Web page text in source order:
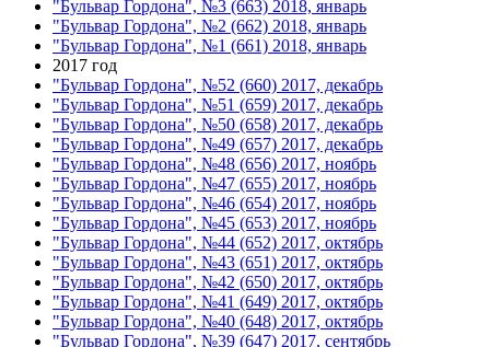
"Бульвар Гордона", №3 (663) 2018, январь
"Бульвар Гордона", №2 (662) 2018, январь
"Бульвар Гордона", №1 (661) 2018, январь
2017 год
"Бульвар Гордона", №52 (660) 2017, декабрь
"Бульвар Гордона", №51 (659) 2017, декабрь
"Бульвар Гордона", №50 (658) 2017, декабрь
"Бульвар Гордона", №49 (657) 2017, декабрь
"Бульвар Гордона", №48 (656) 2017, ноябрь
"Бульвар Гордона", №47 (655) 2017, ноябрь
"Бульвар Гордона", №46 (654) 2017, ноябрь
"Бульвар Гордона", №45 (653) 2017, ноябрь
"Бульвар Гордона", №44 (652) 2017, октябрь
"Бульвар Гордона", №43 (651) 2017, октябрь
"Бульвар Гордона", №42 (650) 2017, октябрь
"Бульвар Гордона", №41 (649) 2017, октябрь
"Бульвар Гордона", №40 (648) 2017, октябрь
"Бульвар Гордона", №39 (647) 2017, сентябрь